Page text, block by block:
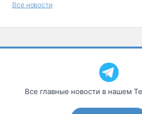
Все новости
Все главные новости в нашем